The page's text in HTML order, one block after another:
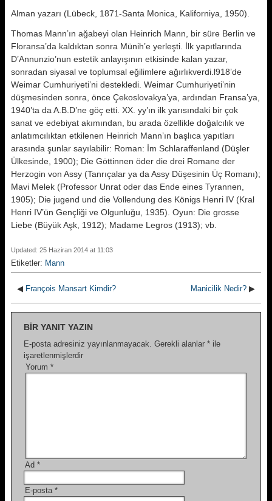
Alman yazarı (Lübeck, 1871-Santa Monica, Kaliforniya, 1950).
Thomas Mann’ın ağabeyi olan Heinrich Mann, bir süre Berlin ve
Floransa’da kaldıktan sonra Münih’e yer­leşti. İlk yapıtlarında
D’Annunzio’nun estetik anlayışının etkisinde kalan ya­zar,
sonradan siyasal ve toplumsal eğilimlere ağırlıkverdi.l918’de
Weimar Cumhuriyeti’ni destekledi. Weimar Cumhuriyeti’nin
düşmesinden sonra, önce Çekoslovakya’ya, ardın­dan Fransa’ya,
1940’ta da A.B.D’ne göç etti. XX. yy’ın ilk yarısındaki bir çok
sanat ve edebiyat akımından, bu arada özellikle doğalcılık ve
anlatım­cılıktan etkilenen Heinrich Mann’ın başlıca yapıtları
arasında şunlar sayılabilir: Roman: İm Schlaraffenland (Düşler
Ülkesinde, 1900); Die Göttinnen öder die drei Romane der
Herzogin von Assy (Tanrıçalar ya da Assy Düşesinin Üç Romanı);
Mavi Melek (Professor Unrat oder das En­de eines Tyrannen,
1905); Die jugend und die Vollendung des Königs Henri IV (Kral
Henri IV’ün Gençliği ve Olgunluğu, 1935). Oyun: Die grosse
Liebe (Büyük Aşk, 1912); Madame Legros (1913); vb.
Updated: 25 Haziran 2014 at 11:03
Etiketler: Mann
◀ François Mansart Kimdir? Manicilik Nedir? ▶
BIR YANIT YAZIN
E-posta adresiniz yayınlanmayacak. Gerekli alanlar * ile
işaretlenmişlerdir
Yorum *
Ad *
E-posta *